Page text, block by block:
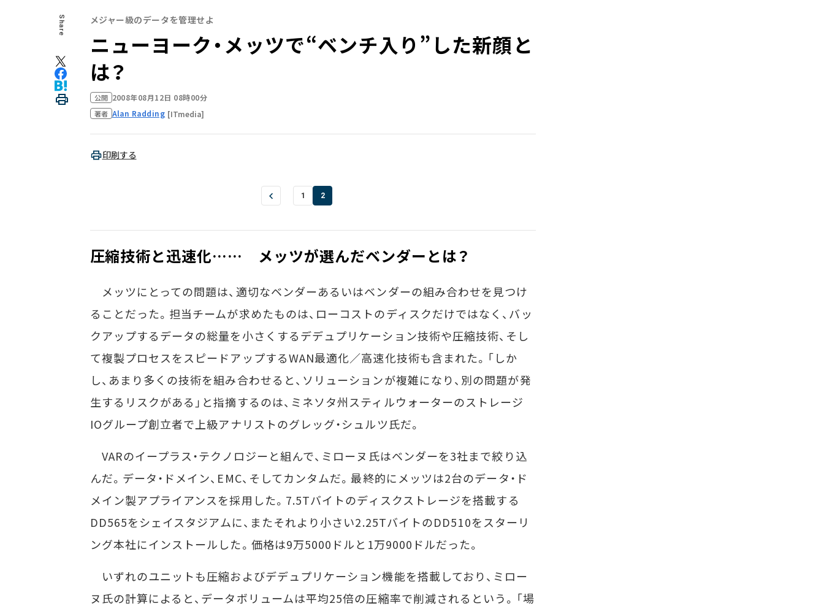
Share メジャー級のデータを管理せよ
ニューヨーク・メッツで“ベンチ入り”した新顔と
は？
公開 2008年08月12日 08時00分
著者 Alan Radding [ITmedia]
印刷する
1 2
圧縮技術と迅速化…… メッツが選んだベンダーとは？
メッツにとっての問題は、適切なベンダーあるいはベンダーの組み合わせを見つけ
ることだった。担当チームが求めたものは、ローコストのディスクだけではなく、バッ
クアップするデータの総量を小さくするデデュプリケーション技術や圧縮技術、そし
て複製プロセスをスピードアップするWAN最適化／高速化技術も含まれた。「しか
し、あまり多くの技術を組み合わせると、ソリューションが複雑になり、別の問題が発
生するリスクがある」と指摘するのは、ミネソタ州スティルウォーターのストレージ
IOグループ創立者で上級アナリストのグレッグ・シュルツ氏だ。
VARのイープラス・テクノロジーと組んで、ミローヌ氏はベンダーを3社まで絞り込
んだ。データ・ドメイン、EMC、そしてカンタムだ。最終的にメッツは2台のデータ・ド
メイン製アプライアンスを採用した。7.5Tバイトのディスクストレージを搭載する
DD565をシェイスタジアムに、またそれより小さい2.25TバイトのDD510をスターリ
ング本社にインストールした。価格は9万5000ドルと1万9000ドルだった。
いずれのユニットも圧縮およびデデュプリケーション機能を搭載しており、ミロー
ヌ氏の計算によると、データボリュームは平均25倍の圧縮率で削減されるという。「場